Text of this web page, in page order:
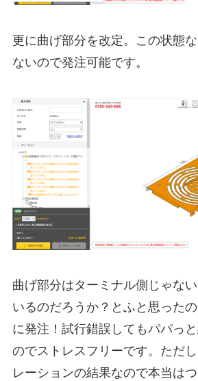
更に曲げ部分を改定。この状態
ないので発注可能です。
曲げ部分はターミナル側じゃな
いるのだろうか？とふと思った
に発注！試行錯誤してもパパっ
のでストレスフリーです。ただ
レーションの結果なので本当は